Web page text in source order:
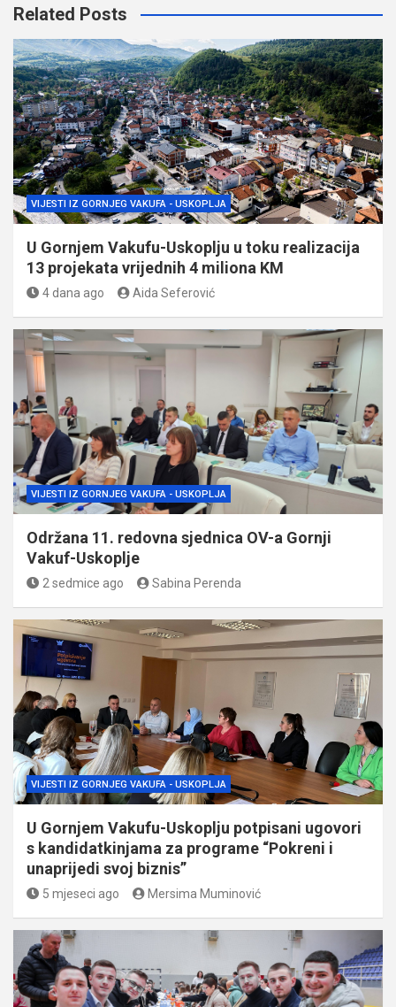
Related Posts
VIJESTI IZ GORNJEG VAKUFA - USKOPLJA
U Gornjem Vakufu-Uskoplju u toku realizacija
13 projekata vrijednih 4 miliona KM
4 dana ago Aida Seferović
VIJESTI IZ GORNJEG VAKUFA - USKOPLJA
Održana 11. redovna sjednica OV-a Gornji
Vakuf-Uskoplje
2 sedmice ago Sabina Perenda
VIJESTI IZ GORNJEG VAKUFA - USKOPLJA
U Gornjem Vakufu-Uskoplju potpisani ugovori
s kandidatkinjama za programe “Pokreni i
unaprijedi svoj biznis”
5 mjeseci ago Mersima Muminović